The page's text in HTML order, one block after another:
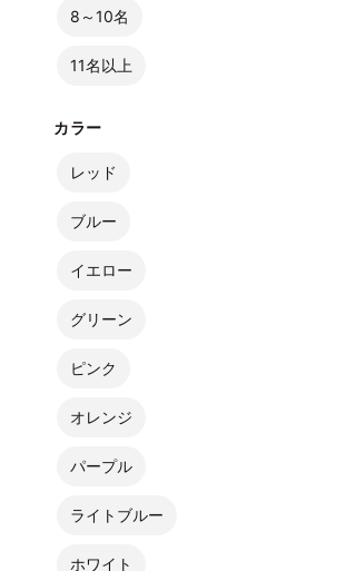
8～10名
11名以上
カラー
レッド
ブルー
イエロー
グリーン
ピンク
オレンジ
パープル
ライトブルー
ホワイト